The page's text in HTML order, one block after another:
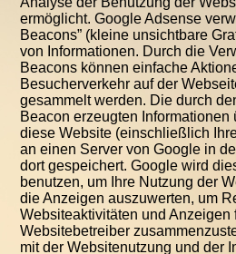
ermöglicht. Google Adsense
Beacons” (kleine unsichtbare
von Informationen. Durch die
Beacons können einfache
Besucherverkehr auf der
gesammelt werden. Die durch
Beacon erzeugten Informationen
diese Website (einschließlich
an einen Server von Google in
dort gespeichert. Google wird
benutzen, um Ihre Nutzung der
die Anzeigen auszuwerten, um
Websiteaktivitäten und Anzeigen
Websitebetreiber
mit der Websitenutzung und der